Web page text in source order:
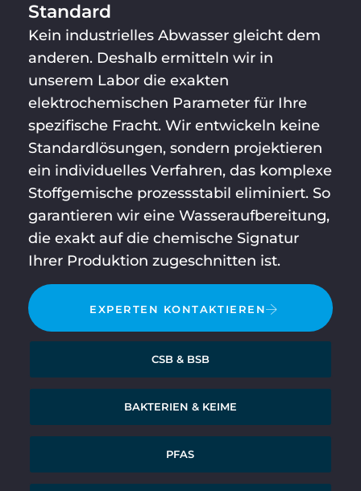
CSB & BSB
BAKTERIEN & KEIME
PFAS
Standard
Kein industrielles Abwasser gleicht dem
anderen. Deshalb ermitteln wir in
unserem Labor die exakten
elektrochemischen Parameter für Ihre
spezifische Fracht. Wir entwickeln keine
Standardlösungen, sondern projektieren
ein individuelles Verfahren, das komplexe
Stoffgemische prozessstabil eliminiert. So
garantieren wir eine Wasseraufbereitung,
die exakt auf die chemische Signatur
Ihrer Produktion zugeschnitten ist.
EXPERTEN KONTAKTIEREN